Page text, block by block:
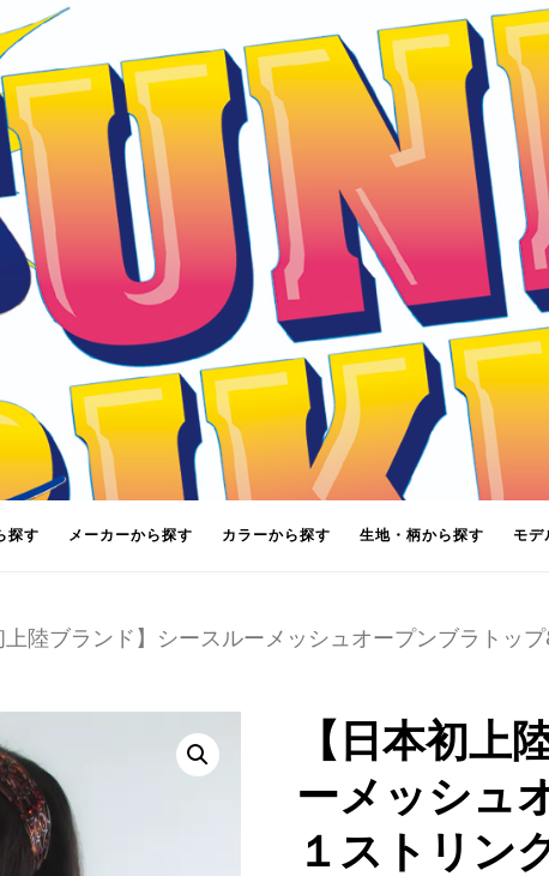
探す メーカーから探す カラーから探す 生地・柄から探す モデ
陸ブランド】シースルーメッシュオープンブラトッ
【日本初上
ーメッシュ
１ストリン